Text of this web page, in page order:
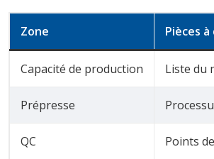
Zone Pièces
Capacité de production Liste du
Prépresse
QC Points